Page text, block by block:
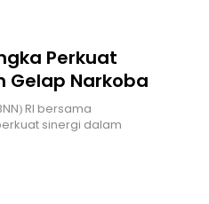
Perkuat
Gelap Narkoba
RI bersama
sinergi dalam